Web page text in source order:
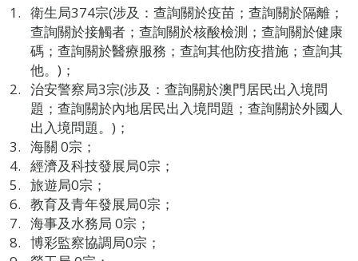
衛生局374宗(涉及：查詢關於疫苗；查詢關於隔離；
查詢關於接觸者；查詢關於核酸檢測；查詢關於健康
碼；查詢關於醫療服務；查詢其他防疫措施；查詢其
他。)；
治安警察局3宗(涉及：查詢關於澳門居民出入境問
題；查詢關於內地居民出入境問題；查詢關於外國人
出入境問題。)；
海關 0宗；
經濟及科技發展局0宗；
旅遊局0宗；
教育及青年發展局0宗；
海事及水務局 0宗；
博彩監察協調局0宗；